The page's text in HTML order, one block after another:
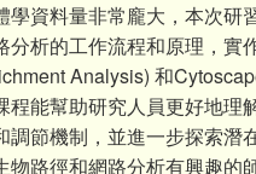
學資料量非常龐大，本次研
分析的工作流程和原理，實
Analysis) 和
程能幫助研究人員更好地理
調節機制，並進一步探索潛
物路徑和網路分析有興趣的